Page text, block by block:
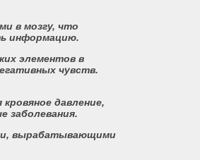
в мозгу, что
информацию.
элементов в
чувств.
давление,
заболевания.
вырабатывающими